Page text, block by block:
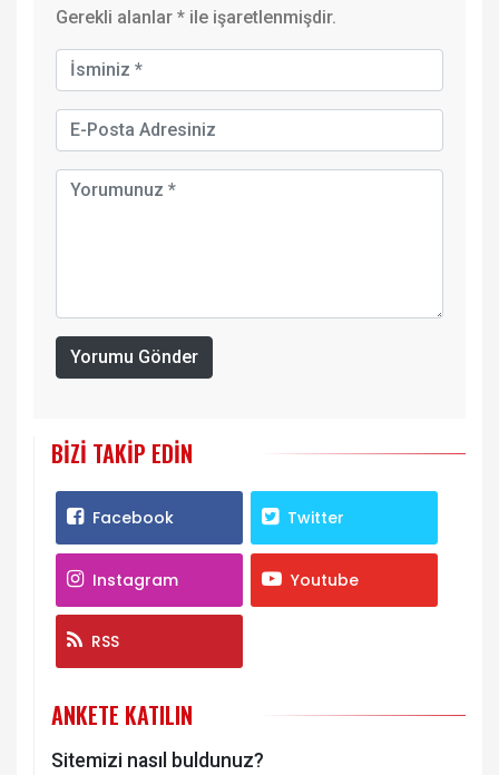
Gerekli alanlar * ile işaretlenmişdir.
Yorumu Gönder
BIZI TAKIP EDIN
Facebook Twitter
Instagram Youtube
RSS
ANKETE KATILIN
Sitemizi nasıl buldunuz?